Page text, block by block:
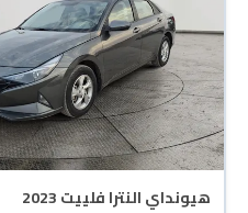
هيونداي النترا فلييت 2023